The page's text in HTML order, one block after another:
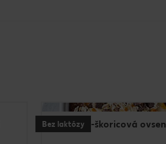
Bez laktózy
Hruškovo-škoricová